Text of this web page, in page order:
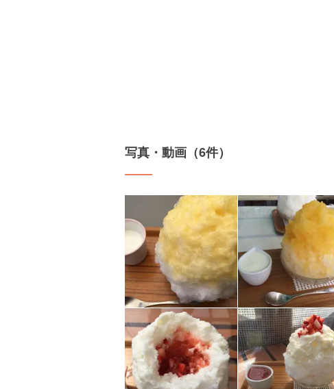
写真・動画（6件）